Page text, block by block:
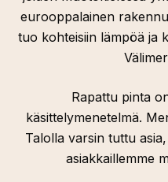
eurooppalainen
tuo kohteisiin lämpöä ja
Rapattu pinta
käsittelymenetelmä.
Talolla varsin tuttu
asiakkaillemme